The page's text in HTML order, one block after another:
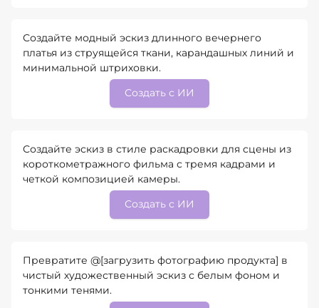
Создайте модный эскиз длинного вечернего
платья из струящейся ткани, карандашных линий и
минимальной штриховки.
Создать с ИИ
Создайте эскиз в стиле раскадровки для сцены из
короткометражного фильма с тремя кадрами и
четкой композицией камеры.
Создать с ИИ
Превратите @[загрузить фотографию продукта] в
чистый художественный эскиз с белым фоном и
тонкими тенями.